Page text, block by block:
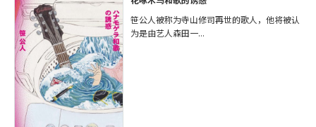
笹公人被称为寺山修司再世的歌人，他将被认
为是由艺人森田一...